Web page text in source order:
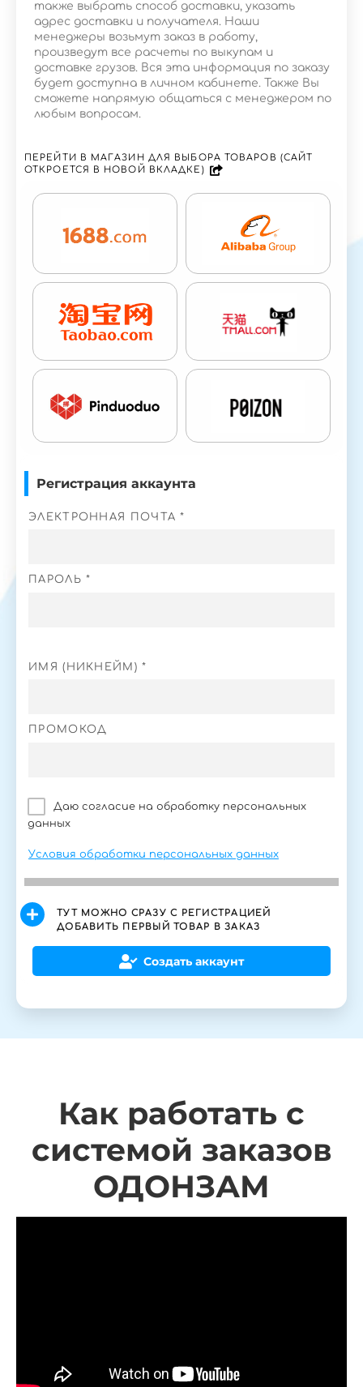
также выбрать способ доставки, указать
адрес доставки и получателя. Наши
менеджеры возьмут заказ в работу,
произведут все расчеты по выкупам и
доставке грузов. Вся эта информация по заказу
будет доступна в личном кабинете. Также Вы
сможете напрямую общаться с менеджером по
любым вопросам.
ПЕРЕЙТИ В МАГАЗИН ДЛЯ ВЫБОРА ТОВАРОВ (САЙТ
ОТКРОЕТСЯ В НОВОЙ ВКЛАДКЕ)
Регистрация аккаунта
ЭЛЕКТРОННАЯ ПОЧТА *
ПАРОЛЬ *
ИМЯ (НИКНЕЙМ) *
ПРОМОКОД
Даю согласие на обработку персональных
данных
Условия обработки персональных данных
ТУТ МОЖНО СРАЗУ С РЕГИСТРАЦИЕЙ
ДОБАВИТЬ ПЕРВЫЙ ТОВАР В ЗАКАЗ
Создать аккаунт
Как работать с
системой заказов
ОДОНЗАМ